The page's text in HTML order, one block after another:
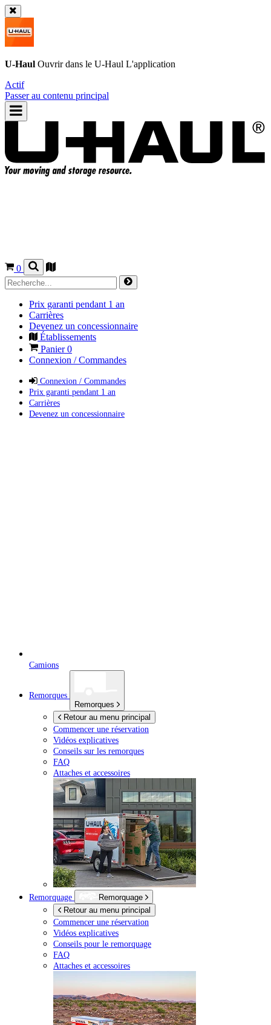
U-Haul Ouvrir dans le U-Haul L'application
Actif
Passer au contenu principal
0
Prix garanti pendant 1 an
Carrières
Devenez un concessionnaire
Établissements
Panier0
Connexion / Commandes
Connexion / Commandes
Prix garanti pendant 1 an
Carrières
Devenez un concessionnaire
Camions
Remorques
Remorques
Retour au menu principal
Commencer une réservation
Vidéos explicatives
Conseils sur les remorques
FAQ
Attaches et accessoires
Remorquage
Remorquage
Retour au menu principal
Commencer une réservation
Vidéos explicatives
Conseils pour le remorquage
FAQ
Attaches et accessoires